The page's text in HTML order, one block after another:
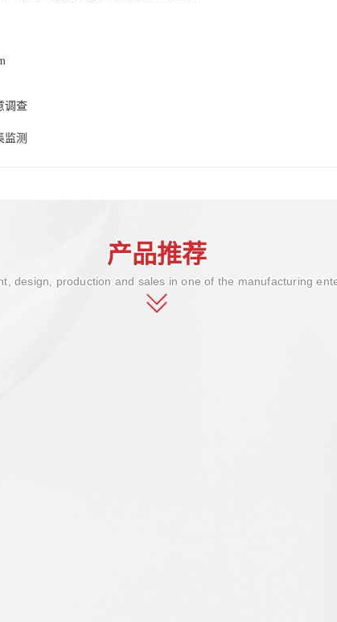
调查
监测
产品推荐
design, production and sales in one of the manufacturing